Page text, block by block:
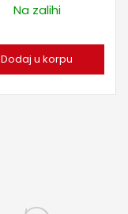
Na zalihi
Dodaj u korpu